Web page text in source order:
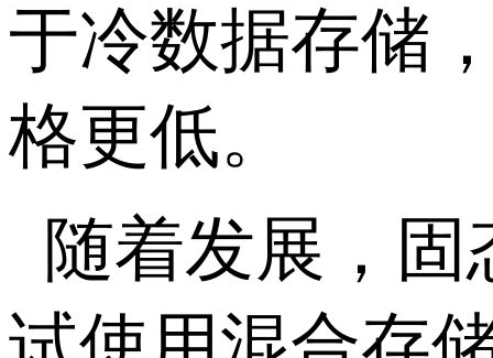
于冷数据存储
格更低。
随着发展，